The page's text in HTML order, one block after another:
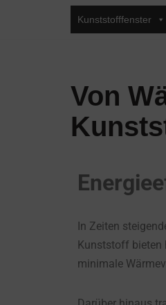
Kunststofffenster
Von
In Zeiten
Kunststoff bieten
minimale